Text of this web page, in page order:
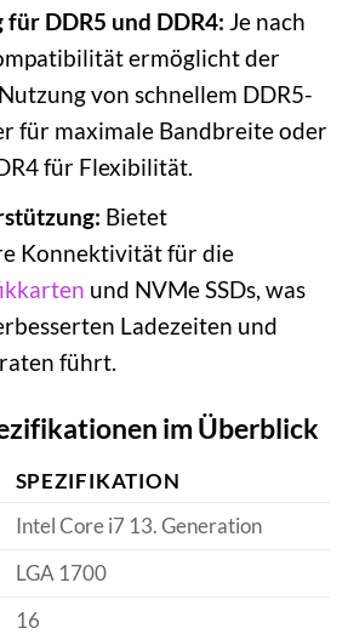
DDR5 und DDR4: Je nach
ermöglicht der
von schnellem DDR5-
für maximale Bandbreite oder
für Flexibilität.
Bietet
Konnektivität für die
und NVMe SSDs, was
Ladezeiten und
führt.
im Überblick
SPEZIFIKATION
Intel Core i7 13. Generation
LGA 1700
16